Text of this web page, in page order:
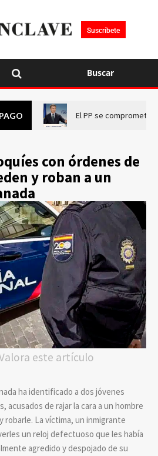
Suscríbete
Buscar
El PP se compromete
con órdenes de
y roban a un
este artículo
ha identificado a dos jóvenes
acusados de rajar la cara a un hombre
robarle. La víctima, un inmigrante
un reloj defectuoso que les había
agredido y despojado de su